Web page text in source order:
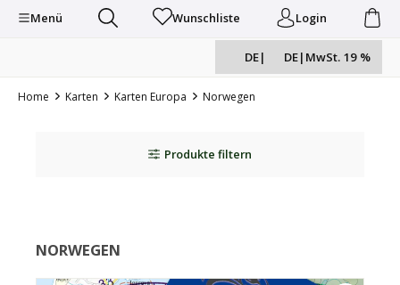
Menü Wunschliste Login
DE| DE| MwSt. 19 %
Home Karten Karten Europa Norwegen
Produkte filtern
NORWEGEN